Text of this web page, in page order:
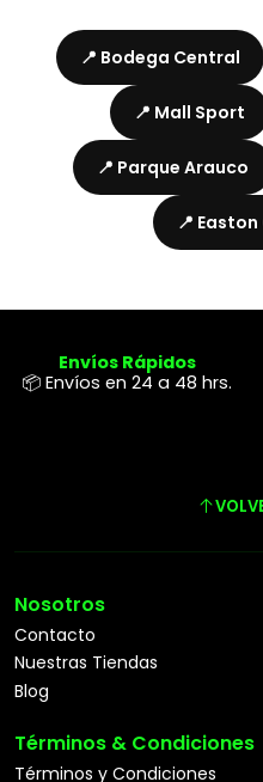
📍 Bodega Central
📍 Mall Sport
📍 Parque Arauco
📍
Envíos Rápidos
📦 Envíos en 24 a 48 hrs.
Nosotros
Contacto
Nuestras Tiendas
Blog
Términos & Condiciones
Términos y Condiciones